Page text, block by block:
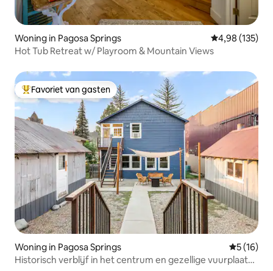
Woning in Pagosa Springs Gemiddelde
4,98 (135)
Hot Tub Retreat w/ Playroom & Mountain Views
Topfavoriet van gasten
Favoriet van gasten
Woning in Pagosa Springs
5 (16)
Historisch verblijf in het centrum en gezellige vuurplaats